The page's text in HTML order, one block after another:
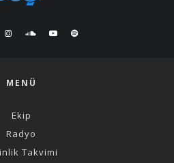
MENÜ
Ekip
Radyo
Takvimi